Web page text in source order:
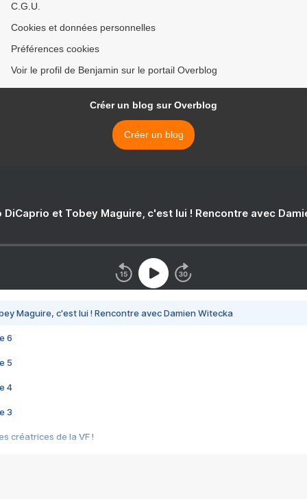
C.G.U.
Cookies et données personnelles
Préférences cookies
Voir le profil de Benjamin sur le portail Overblog
Créer un blog sur Overblog
Créer un blog
DiCaprio et Tobey Maguire, c'est lui ! Rencontre avec
Maguire, c'est lui ! Rencontre avec Damien Witecka
6
5
4
3
créatrices de la VF !